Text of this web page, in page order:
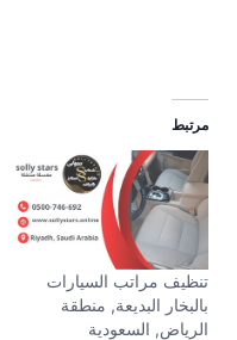
مرتبط
تنظيف مراتب السيارات
بالبخار البديعة, منطقة
الرياض, السعودية